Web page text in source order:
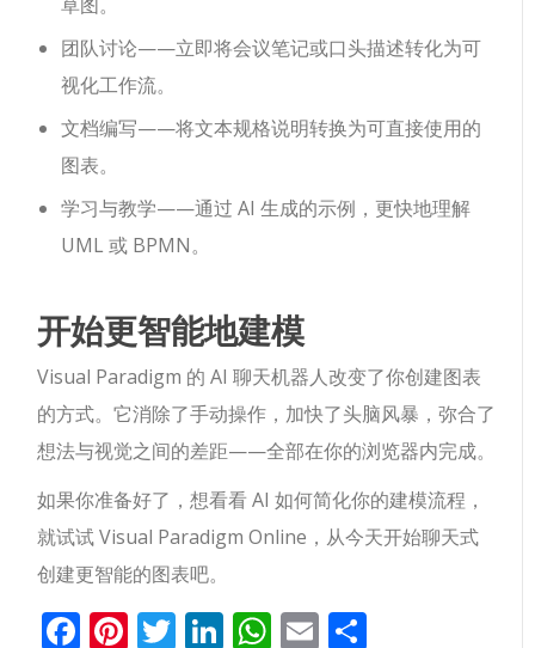
草图。
团队讨论——立即将会议笔记或口头描述转化为可
视化工作流。
文档编写——将文本规格说明转换为可直接使用的
图表。
学习与教学——通过 AI 生成的示例，更快地理解
UML 或 BPMN。
开始更智能地建模
Visual Paradigm 的 AI 聊天机器人改变了你创建图表
的方式。它消除了手动操作，加快了头脑风暴，弥合了
想法与视觉之间的差距——全部在你的浏览器内完成。
如果你准备好了，想看看 AI 如何简化你的建模流程，
就试试 Visual Paradigm Online，从今天开始聊天式
创建更智能的图表吧。
Facebook
Pinterest
Twitter
LinkedIn
WhatsApp
Email